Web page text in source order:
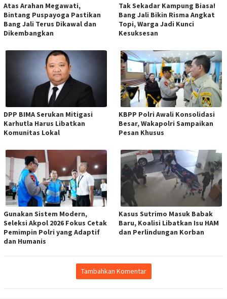
Atas Arahan Megawati,
Bintang Puspayoga Pastikan
Bang Jali Terus Dikawal dan
Dikembangkan
Tak Sekadar Kampung Biasa!
Bang Jali Bikin Risma Angkat
Topi, Warga Jadi Kunci
Kesuksesan
DPP BIMA Serukan Mitigasi
Karhutla Harus Libatkan
Komunitas Lokal
KBPP Polri Awali Konsolidasi
Besar, Wakapolri Sampaikan
Pesan Khusus
Gunakan Sistem Modern,
Seleksi Akpol 2026 Fokus Cetak
Pemimpin Polri yang Adaptif
dan Humanis
Kasus Sutrimo Masuk Babak
Baru, Koalisi Libatkan Isu HAM
dan Perlindungan Korban
Tambahkan Komentar